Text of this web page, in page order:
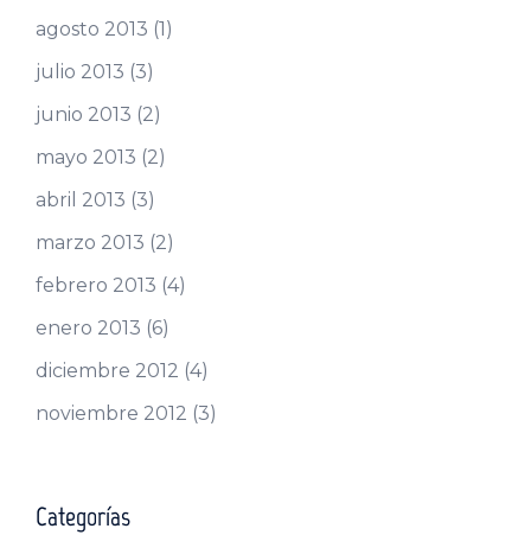
agosto 2013 (1)
julio 2013 (3)
junio 2013 (2)
mayo 2013 (2)
abril 2013 (3)
marzo 2013 (2)
febrero 2013 (4)
enero 2013 (6)
diciembre 2012 (4)
noviembre 2012 (3)
Categorías